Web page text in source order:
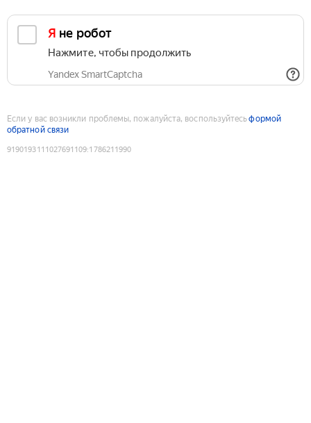
Я не робот
Нажмите, чтобы продолжить
Yandex SmartCaptcha
Если у вас возникли проблемы, пожалуйста, воспользуйтесьформой
обратной связи
9190193111027691109:1786211990